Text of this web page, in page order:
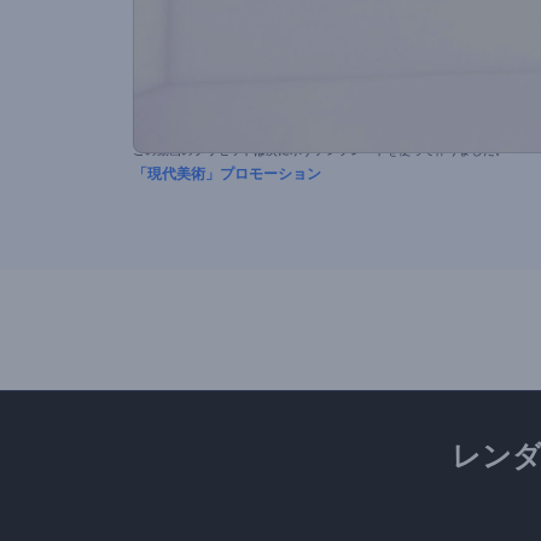
この動画のプリセットは次に示すテンプレートを使って作りました。
「現代美術」プロモーション
レン